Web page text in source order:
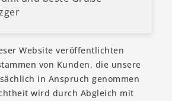
Website veröffentlichten
von Kunden, die unsere
in Anspruch genommen
wird durch Abgleich mit